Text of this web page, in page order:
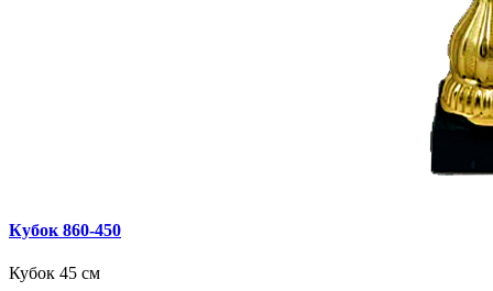
Кубок 860‑450
Кубок 45 см